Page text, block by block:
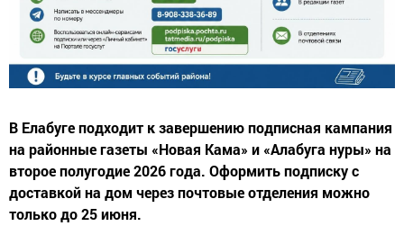
В Елабуге подходит к завершению подписная кампания
на районные газеты «Новая Кама» и «Алабуга нуры» на
второе полугодие 2026 года. Оформить подписку с
доставкой на дом через почтовые отделения можно
только до 25 июня.